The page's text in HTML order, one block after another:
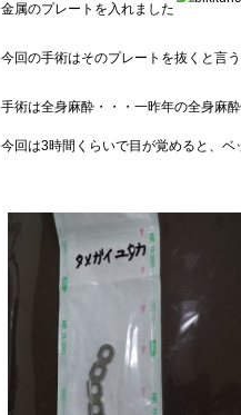
金属のプレートを入れました
今回の手術はそのプレートを抜くと言
手術は全身麻酔・・・一昨年の全身麻
今回は3時間くらいで目が覚めると、